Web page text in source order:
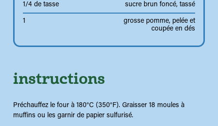
1/4 de tasse sucre brun foncé, tassé
1
grosse pomme, pelée et
coupée en dés
instructions
Préchauffez le four à 180°C (350°F). Graisser 18 moules à
muffins ou les garnir de papier sulfurisé.